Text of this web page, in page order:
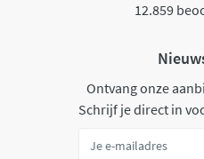
12.859
Ontvang onze
Schrijf je direct in